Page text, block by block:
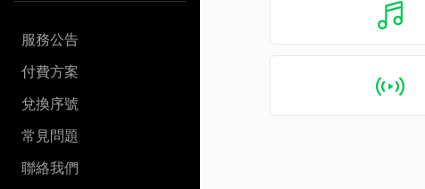
服務公告
付費方案
兌換序號
常見問題
聯絡我們